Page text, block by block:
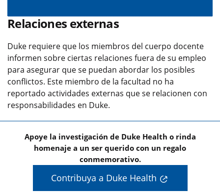
Relaciones externas
Duke requiere que los miembros del cuerpo docente
informen sobre ciertas relaciones fuera de su empleo
para asegurar que se puedan abordar los posibles
conflictos. Este miembro de la facultad no ha
reportado actividades externas que se relacionen con
responsabilidades en Duke.
Apoye la investigación de Duke Health o rinda
homenaje a un ser querido con un regalo
conmemorativo.
Contribuya a Duke Health